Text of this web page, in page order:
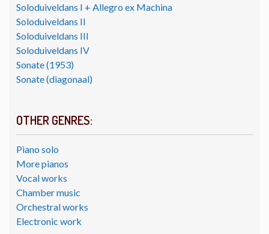
Soloduiveldans I + Allegro ex Machina
Soloduiveldans II
Soloduiveldans III
Soloduiveldans IV
Sonate (1953)
Sonate (diagonaal)
OTHER GENRES:
Piano solo
More pianos
Vocal works
Chamber music
Orchestral works
Electronic work